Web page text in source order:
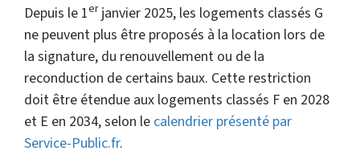
Depuis le 1erjanvier 2025, les logements classés G
ne peuvent plus être proposés à la location lors de
la signature, du renouvellement ou de la
reconduction de certains baux. Cette restriction
doit être étendue aux logements classés F en 2028
et E en 2034, selon le calendrier présenté par
Service-Public.fr.